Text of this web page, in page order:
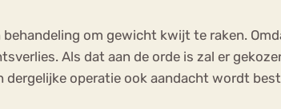
om gewicht kwijt te raken.
Als dat aan de orde is zal er
dergelijke operatie ook aandacht wordt